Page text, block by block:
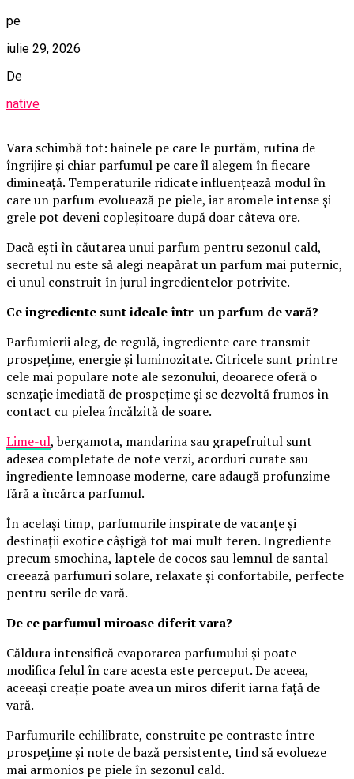
pe
iulie 29, 2026
De
native
Vara schimbă tot: hainele pe care le purtăm, rutina de
îngrijire și chiar parfumul pe care îl alegem în fiecare
dimineață. Temperaturile ridicate influențează modul în
care un parfum evoluează pe piele, iar aromele intense și
grele pot deveni copleșitoare după doar câteva ore.
Dacă ești în căutarea unui parfum pentru sezonul cald,
secretul nu este să alegi neapărat un parfum mai puternic,
ci unul construit în jurul ingredientelor potrivite.
Ce ingrediente sunt ideale într-un parfum de vară?
Parfumierii aleg, de regulă, ingrediente care transmit
prospețime, energie și luminozitate. Citricele sunt printre
cele mai populare note ale sezonului, deoarece oferă o
senzație imediată de prospețime și se dezvoltă frumos în
contact cu pielea încălzită de soare.
Lime-ul, bergamota, mandarina sau grapefruitul sunt
adesea completate de note verzi, acorduri curate sau
ingrediente lemnoase moderne, care adaugă profunzime
fără a încărca parfumul.
În același timp, parfumurile inspirate de vacanțe și
destinații exotice câștigă tot mai mult teren. Ingrediente
precum smochina, laptele de cocos sau lemnul de santal
creează parfumuri solare, relaxate și confortabile, perfecte
pentru serile de vară.
De ce parfumul miroase diferit vara?
Căldura intensifică evaporarea parfumului și poate
modifica felul în care acesta este perceput. De aceea,
aceeași creație poate avea un miros diferit iarna față de
vară.
Parfumurile echilibrate, construite pe contraste între
prospețime și note de bază persistente, tind să evolueze
mai armonios pe piele în sezonul cald.